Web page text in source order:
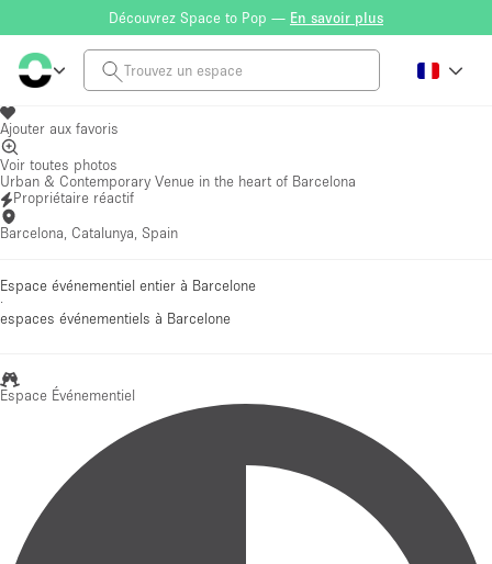
Découvrez Space to Pop — En savoir plus
Ajouter aux favoris
Voir toutes photos
Urban & Contemporary Venue in the heart of Barcelona
Propriétaire réactif
Barcelona, Catalunya, Spain
Espace événementiel entier à Barcelone
·
espaces événementiels à Barcelone
Espace Événementiel